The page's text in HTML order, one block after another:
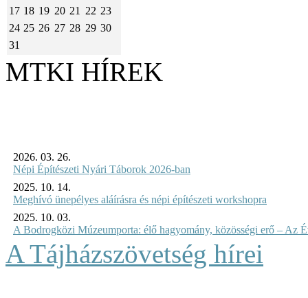
17 18 19 20 21 22 23
24 25 26 27 28 29 30
31
MTKI HÍREK
2026. 03. 26.
Népi Építészeti Nyári Táborok 2026-ban
2025. 10. 14.
Meghívó ünepélyes aláírásra és népi építészeti workshopra
2025. 10. 03.
A Bodrogközi Múzeumporta: élő hagyomány, közösségi erő – Az
A Tájházszövetség hírei